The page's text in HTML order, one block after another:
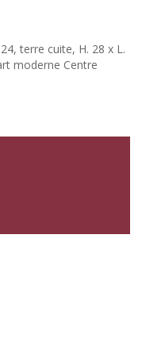
terre cuite, H. 28 x L.
moderne Centre